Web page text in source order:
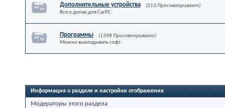
Дополнительные устройства
(213 Просматривает)
Все о допах для CarPC
Программы
(1398 Просматривает)
Можно выкладывать софт.
Информация о разделе и настройки отображения
Модераторы этого раздела